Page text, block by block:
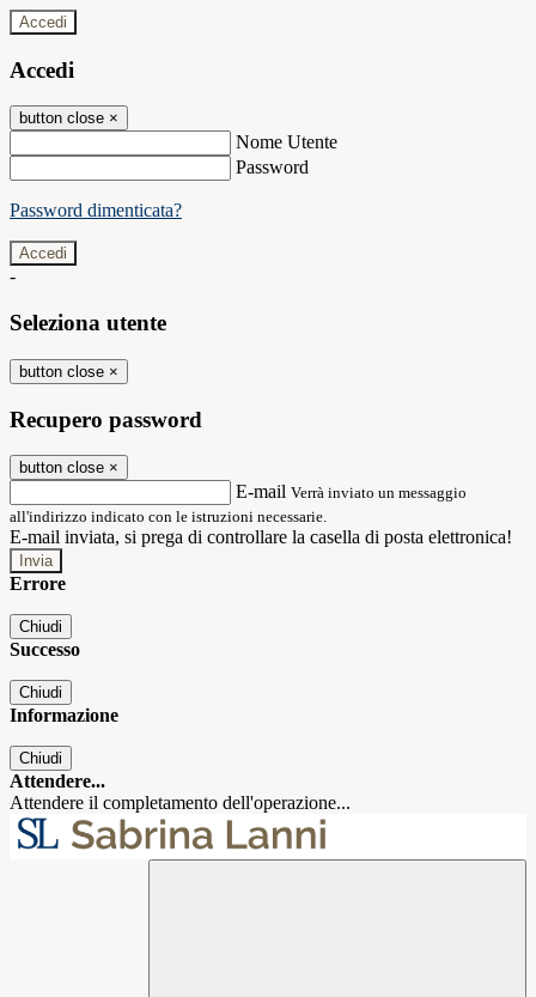
Accedi
Accedi
button close ×
Nome Utente
Password
Password dimenticata?
-
Seleziona utente
button close ×
Recupero password
button close ×
E-mail Verrà inviato un messaggio
all'indirizzo indicato con le istruzioni necessarie.
E-mail inviata, si prega di controllare la casella di posta elettronica!
Errore
Chiudi
Successo
Chiudi
Informazione
Chiudi
Attendere...
Attendere il completamento dell'operazione...